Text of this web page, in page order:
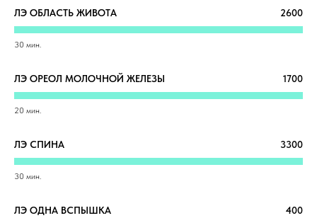
ЛЭ ОБЛАСТЬ ЖИВОТА 2600
30 мин.
ЛЭ ОРЕОЛ МОЛОЧНОЙ ЖЕЛЕЗЫ 1700
20 мин.
ЛЭ СПИНА 3300
30 мин.
ЛЭ ОДНА ВСПЫШКА 400